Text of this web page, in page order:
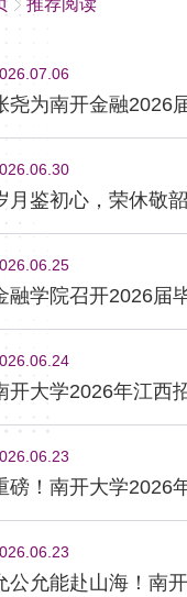
推荐阅读
尧为南开金融2026
月鉴初心，荣休敬
融学院召开2026届
开大学2026年江西
磅！南开大学2026
公允能赴山海！南